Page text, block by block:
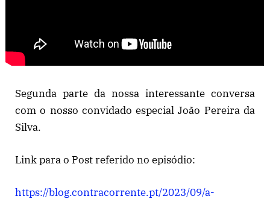
Segunda parte da nossa interessante conversa
com o nosso convidado especial João Pereira da
Silva.
Link para o Post referido no episódio:
https://blog.contracorrente.pt/2023/09/a-